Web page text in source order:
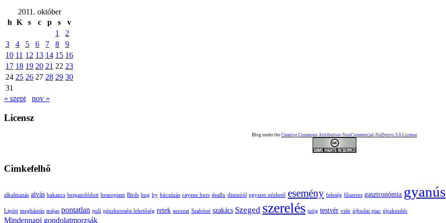
2011. október
h K s c p s
v
1
2
3
4 5 6 7 8
9
10 11 12 13 14 15 16
17 18 19 20 21 22 23
24 25 26 27 28 29 30
31
« szept
nov »
Licensz
Blog under the Creative Commons Attribution-NonCommercial-NoDerivs 3.0 License
Cimkefelhő
alkalmazás alvás bakancs beigazolódott beszoptam Birds bug by búcsúzás cayene bors deallx disznóól egyszer nézhető esemény feleség fűszeres gasztronómia gyanús
Lipóti megbántás májas pontatlan puli pénzkeresési lehetőség retek sorozat Szabóné szakács Szeged szerelés szög testvér vide újbudai piac újrakezdés
Mindennapi gondolatmorzsák